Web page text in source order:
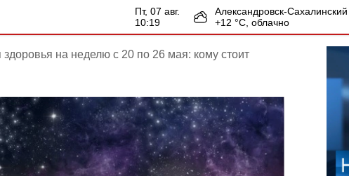
пт, 07 авг.
10:19
Александровск-Сахалинский
+12 °С, облачно
здоровья на неделю с 20 по 26 мая: кому стоит